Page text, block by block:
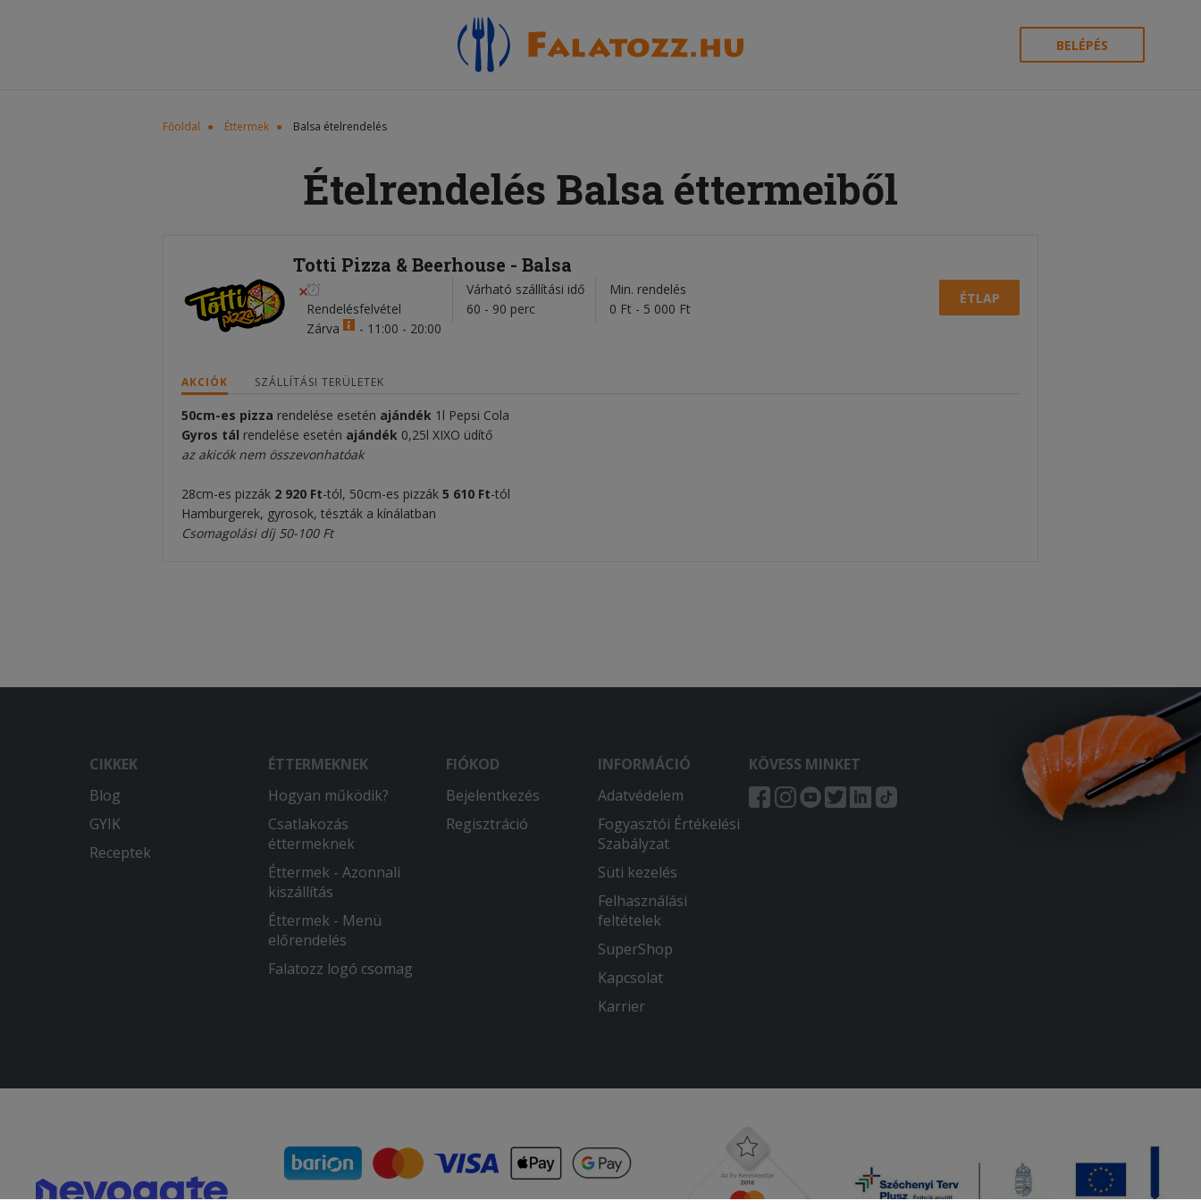
BELÉPÉS
Főoldal Éttermek Balsa ételrendelés
Ételrendelés Balsa éttermeiből
Totti Pizza & Beerhouse - Balsa
Rendelésfelvétel
Zárva
- 11:00 - 20:00
Várható szállítási idő
60 - 90 perc
Min. rendelés
0 Ft - 5 000 Ft
ÉTLAP
AKCIÓK SZÁLLÍTÁSI TERÜLETEK
50cm-es pizza rendelése esetén ajándék 1l Pepsi Cola
Gyros tál rendelése esetén ajándék 0,25l XIXO üdítő
az akicók nem összevonhatóak
28cm-es pizzák 2 920 Ft-tól, 50cm-es pizzák 5 610 Ft-tól
Hamburgerek, gyrosok, tészták a kínálatban
Csomagolási díj 50-100 Ft
CIKKEK
Blog
GYIK
Receptek
ÉTTERMEKNEK
Hogyan működik?
Csatlakozás
éttermeknek
Éttermek - Azonnali
kiszállítás
Éttermek - Menü
előrendelés
Falatozz logó csomag
FIÓKOD
Bejelentkezés
Regisztráció
INFORMÁCIÓ
Adatvédelem
Fogyasztói Értékelési
Szabályzat
Süti kezelés
Felhasználási
feltételek
SuperShop
Kapcsolat
Karrier
KÖVESS MINKET